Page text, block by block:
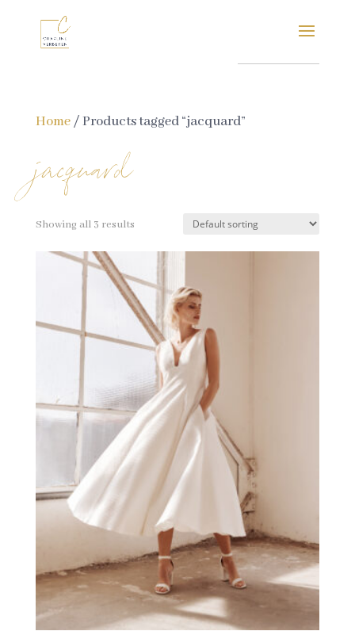
Home/ Products tagged “jacquard”
jacquard
Showing all 3 results